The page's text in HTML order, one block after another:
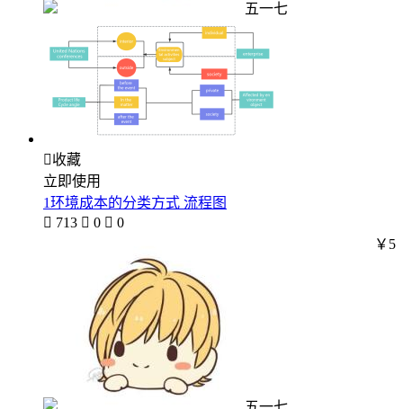
五一七
收藏
立即使用
1环境成本的分类方式 流程图
 713  0  0
￥5